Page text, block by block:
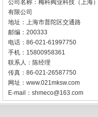
公司名称：梅科阀业科技（上海）
有限公司
地址：上海市普陀区交通路
邮编：200333
电话：86-021-61997750
手机：15800958361
联系人：陈经理
传真：86-021-26587750
网址： www.021mksw.com
E-mail： shmeco@163.com